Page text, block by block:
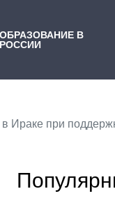
ОБРАЗОВАНИЕ В
РОССИИ
в Ираке при